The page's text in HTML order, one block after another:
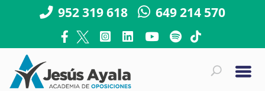
952 319 618 649 214 570